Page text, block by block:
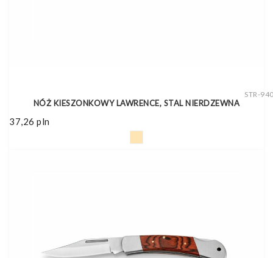
STR-
NÓŻ KIESZONKOWY LAWRENCE, STAL NIERDZEWNA
37,26 pln